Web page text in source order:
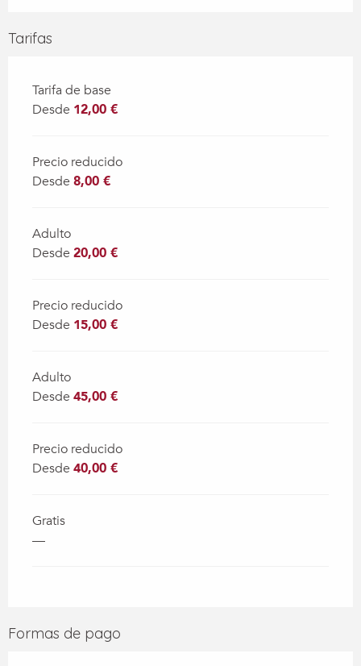
Tarifas
Tarifa de base
Desde 12,00 €
Precio reducido
Desde 8,00 €
Adulto
Desde 20,00 €
Precio reducido
Desde 15,00 €
Adulto
Desde 45,00 €
Precio reducido
Desde 40,00 €
Gratis
—
Formas de pago